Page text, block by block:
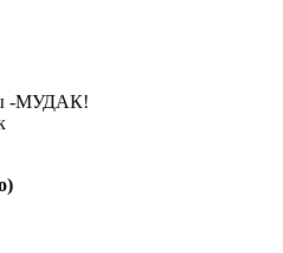
-МУДАК!